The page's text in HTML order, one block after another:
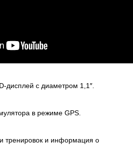
дисплей с диаметром 1,1″.
в режиме GPS.
тренировок и информация о